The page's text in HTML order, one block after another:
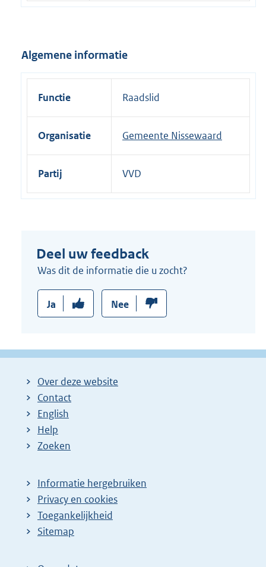
e
n
k
Algemene informatie
Functie Raadslid
Organisatie Gemeente Nissewaard
Partij VVD
Deel uw feedback
Was dit de informatie die u zocht?
Ja Nee
Over deze website
Contact
English
Help
Zoeken
Informatie hergebruiken
Privacy en cookies
Toegankelijkheid
Sitemap